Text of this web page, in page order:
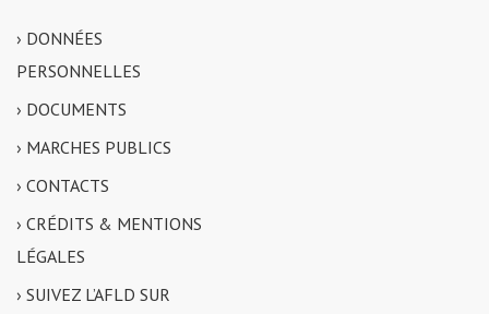
› DONNÉES
PERSONNELLES
› DOCUMENTS
› MARCHES PUBLICS
› CONTACTS
› CRÉDITS & MENTIONS
LÉGALES
› SUIVEZ L’AFLD SUR